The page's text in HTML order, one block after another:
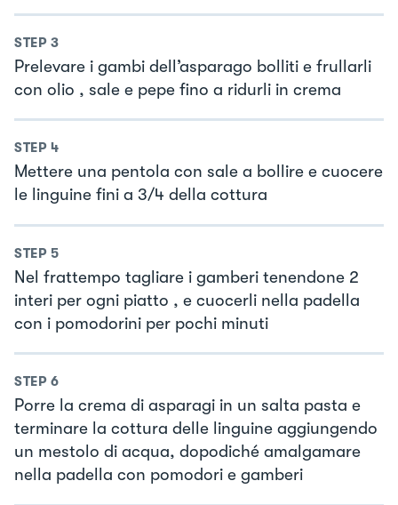
STEP 3
Prelevare i gambi dell’asparago bolliti e frullarli
con olio , sale e pepe fino a ridurli in crema
STEP 4
Mettere una pentola con sale a bollire e cuocere
le linguine fini a 3/4 della cottura
STEP 5
Nel frattempo tagliare i gamberi tenendone 2
interi per ogni piatto , e cuocerli nella padella
con i pomodorini per pochi minuti
STEP 6
Porre la crema di asparagi in un salta pasta e
terminare la cottura delle linguine aggiungendo
un mestolo di acqua, dopodiché amalgamare
nella padella con pomodori e gamberi